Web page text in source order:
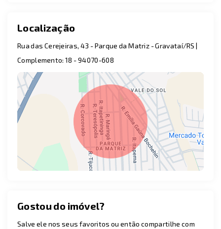
Localização
Rua das Cerejeiras, 43 - Parque da Matriz - Gravataí/RS |
Complemento: 18 - 94070-608
Gostou do imóvel?
Salve ele nos seus favoritos ou então compartilhe com